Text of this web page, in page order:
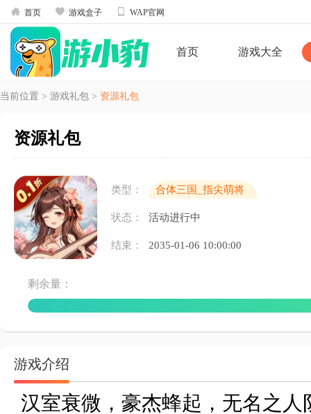
 首页  游戏盒子  WAP官网
首页 游戏大全
当前位置 > 游戏礼包 > 资源礼包
资源礼包
类型：
合体三国_指尖萌将
状态：
活动进行中
结束： 2035-01-06 10:00:00
剩余量：
游戏介绍
汉室衰微，豪杰蜂起，无名之